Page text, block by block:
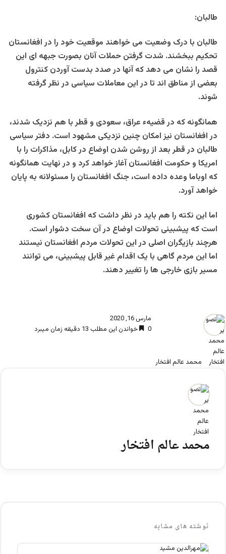
طالبان:
طالبان با درک وضعیت می خواهند موقعیت خود را در افغانستان
تحکیم ببخشند. شدت گرفتن حملات آنان بصورت جبهه ای این
قصد را نشان می دهد که آنها در صدد بدست آوردن کنترول
بعضی از مناطق اند تا در این معاملات سیاسی در نظر گرفته
شوند.
همانگونه که در قضیهء عراق، سعودی و قطر با هم نزدیک شدند،
در افغانستان نیز امکان چنین نزدیکی مشهود است. دفتر سیاسی
طالبان در قطر بعد از روشن شدن اوضاع در کابل، مذاکرات را با
امریکا و حکومت افغانستان آغاز خواهد کرد و در نهایت همانگونه
که اوباما وعده داده است، جنگ افغانستان را مسئولانه به پایان
خواهد آورد.
اما این نکته را هم باید در نظر داشت که افغانستان کشوری
است که پیشبینی تحولات اوضاع در آن سخت دشوار است.
هرچند بازیگران اصلی در این تحولات مردم افغانستان نیستند
اما این مردم گاهی با یک اقدام غیر قابل پیشبینی، می توانند
مسیر بازی خارجی ها را تغییر دهند.
محمد عالم افتخار
مارس 16, 2020
0
خواندن این مطلب 13 دقیقه زمان میبرد
محمد عالم افتخار
نوشته های مشابه